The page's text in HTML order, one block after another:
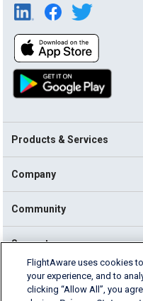
Products & Services
Company
Community
Support
English (USA)
2026 FlightAware
FlightAware uses cookies
your experience, and to
clicking “Allow All”, you